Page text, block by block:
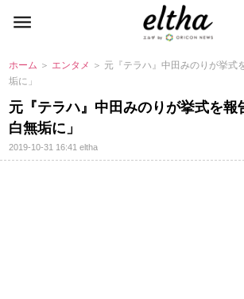
ホーム ＞ エンタメ ＞ 元『テラハ』中田みのりが挙式
垢に」
元『テラハ』中田みのりが挙式を報
白無垢に」
2019-10-31 16:41eltha